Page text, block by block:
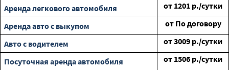
Аренда легкового автомобиля
от 1201 р./сутки
Аренда авто с выкупом
от По договору
Авто с водителем
от3009 р./сутки
Посуточная аренда автомобиля
от 1506 р./сутки